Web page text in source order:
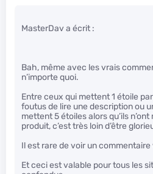
MasterDav a écrit :
Bah, même avec les vrais
n’importe quoi.
Entre ceux qui mettent 1 étoile
foutus de lire une description ou
mettent 5 étoiles alors qu’ils
produit, c’est très loin d’être
Il est rare de voir un
Et ceci est valable pour tous les